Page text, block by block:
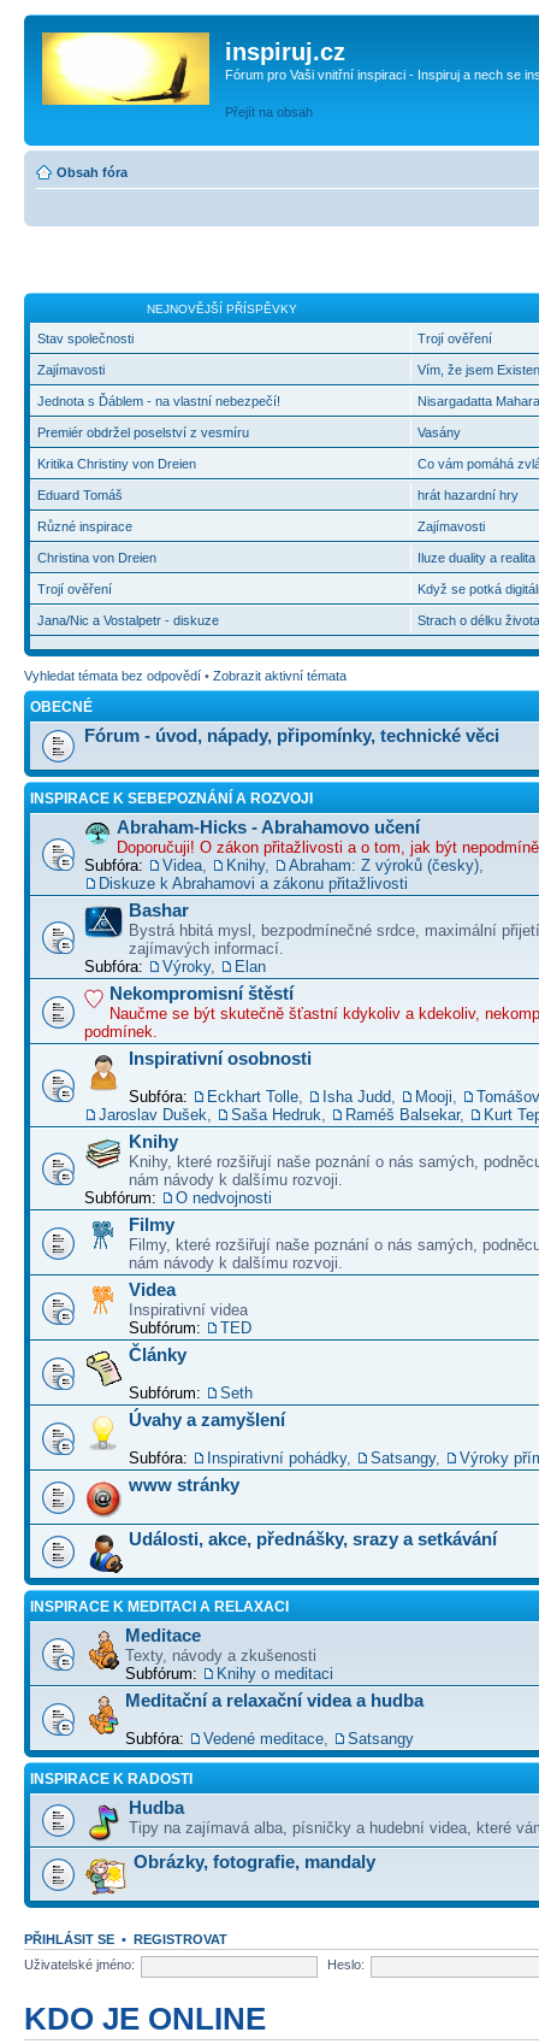
inspiruj.cz
Fórum pro Vaši vnitřní inspiraci - Inspiruj a nech se
Přejít na obsah
Obsah fóra
NEJNOVĚJŠÍ PŘÍSPĚVKY
Stav společnosti
Zajímavosti
Jednota s Ďáblem - na vlastní nebezpečí!
Premiér obdržel poselství z vesmíru
Kritika Christiny von Dreien
Eduard Tomáš
Různé inspirace
Christina von Dreien
Trojí ověření
Jana/Nic a Vostalpetr - diskuze
Trojí ověření
Vím, že jsem
Nisargadatta
Vasány
Co vám pomáhá
hrát hazardní hry
Zajímavosti
Iluze duality a
Když se potká
Strach o délku
Vyhledat témata bez odpovědí • Zobrazit aktivní témata
OBECNÉ
Fórum - úvod, nápady, připomínky, technické věci
INSPIRACE K SEBEPOZNÁNÍ A ROZVOJI
Abraham-Hicks - Abrahamovo učení
Doporučuji! O zákon přitažlivosti a o tom, jak být
Subfóra:
Videa Knihy, Abraham: Z výroků (česky)
Diskuze k Abrahamovi a zákonu přitažlivosti
Bashar
Bystrá hbitá mysl, bezpodmínečné srdce, maximální
zajímavých informací.
Subfóra:
Výroky, Elan
Nekompromisní štěstí
Naučme se být skutečně šťastní kdykoliv a kdekoliv,
podmínek.
Inspirativní osobnosti
Subfóra: Eckhart Tolle Isha Judd Mooji
Jaroslav Dušek
Saša Hedruk Raméš Balsekar, Kurt
Knihy
Knihy, které rozšiřují naše poznání o nás samých,
nám návody k dalšímu rozvoji.
Subfórum:
O nedvojnosti
Filmy
Filmy, které rozšiřují naše poznání o nás samých,
nám návody k dalšímu rozvoji.
Videa
Inspirativní videa
Subfórum:
TED
Články
Subfórum: Seth
Úvahy a zamyšlení
Subfóra: Inspirativní pohádky, Satsangy, Výroky
www stránky
Události, akce, přednášky, srazy a setkávání
INSPIRACE K MEDITACI A RELAXACI
Meditace
Texty, návody a zkušenosti
Subfórum:
Knihy o meditaci
Meditační a relaxační videa a hudba
Subfóra: Vedené meditace Satsangy
INSPIRACE K RADOSTI
Hudba
Tipy na zajímavá alba, písničky a hudební videa, které
Obrázky, fotografie, mandaly
PŘIHLÁSIT SE • REGISTROVAT
Uživatelské jméno:
Heslo:
KDO JE ONLINE